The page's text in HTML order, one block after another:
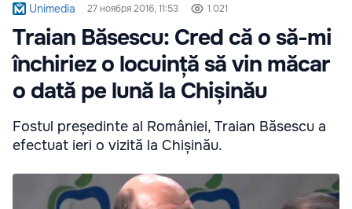
Unimedia 27 ноября 2016, 11:53 1 021
Traian Băsescu: Cred că o să-mi
închiriez o locuință să vin măcar
o dată pe lună la Chișinău
Fostul președinte al României, Traian Băsescu a
efectuat ieri o vizită la Chișinău.